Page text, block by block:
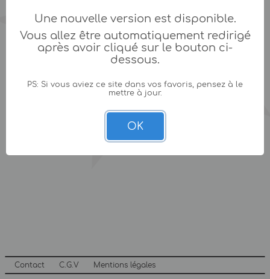
Contact C.G.V Mentions légales
Une nouvelle version est disponible.
Vous allez être automatiquement redirigé
après avoir cliqué sur le bouton ci-
dessous.
PS: Si vous aviez ce site dans vos favoris, pensez à le
mettre à jour.
OK